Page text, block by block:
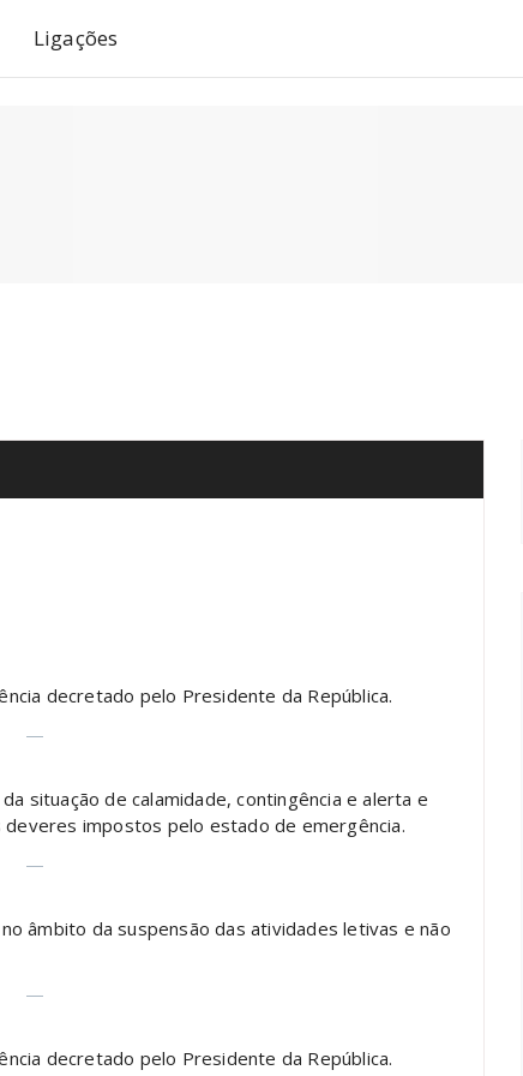
Ligações
decretado pelo Presidente da República.
—
situação de calamidade, contingência e alerta e
impostos pelo estado de emergência.
—
âmbito da suspensão das atividades letivas e não
—
decretado pelo Presidente da República.